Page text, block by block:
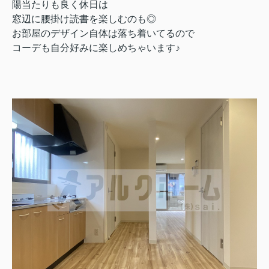
陽当たりも良く休日は
窓辺に腰掛け読書を楽しむのも◎
お部屋のデザイン自体は落ち着いてるので
コーデも自分好みに楽しめちゃいます♪